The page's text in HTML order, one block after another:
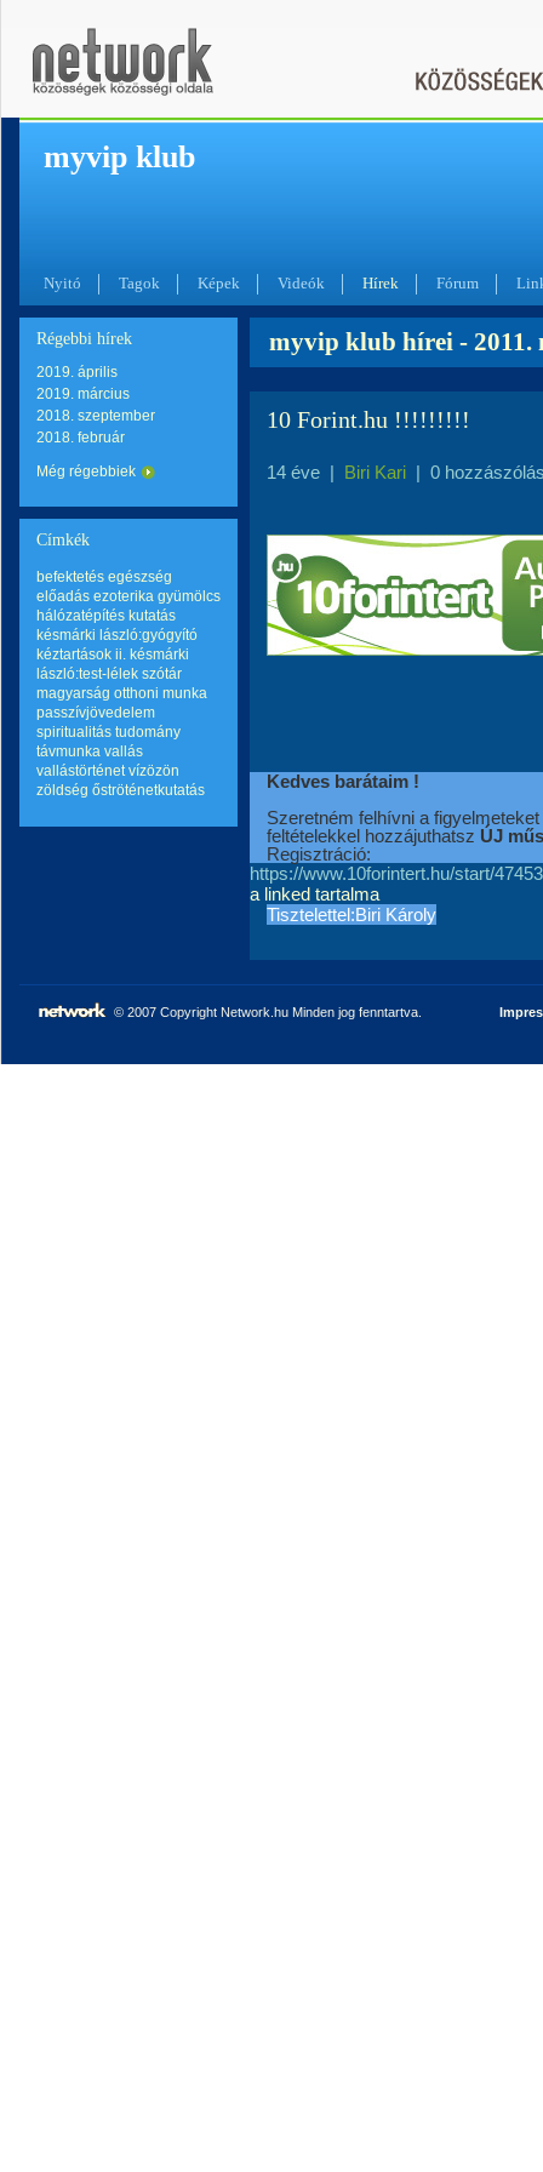
myvip klub
Nyitó Tagok Képek Videók Hírek Fórum
Régebbi hírek
2019. április
2019. március
2018. szeptember
2018. február
Még régebbiek
Címkék
befektetés egészség
előadás ezoterika gyümölcs
hálózatépítés kutatás
késmárki lászló:gyógyító
kéztartások ii. késmárki
lászló:test-lélek szótár
magyarság otthoni munka
passzívjövedelem
spiritualitás tudomány
távmunka vallás
vallástörténet vízözön
zöldség őströténetkutatás
myvip klub hírei - 2011.
10 Forint.hu !!!!!!!!!
14 éve | Biri Kari | 0
Kedves barátaim !
Szeretném felhívni a
feltételekkel hozzájuthatsz ÚJ
Regisztráció:
https://www.10forintert.hu/start/
a linked tartalma
Tisztelettel:Biri Károly
© 2007 Copyright Network.hu Minden jog fenntartva.